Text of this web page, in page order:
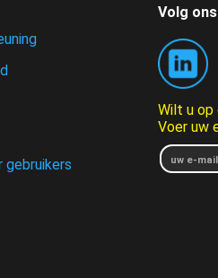
gebruikers
Volg
Wilt u op
Voer uw